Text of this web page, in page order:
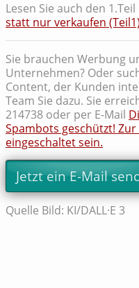
Lesen Sie auch den
statt nur verkaufen (Teil1)
Sie brauchen Werbung
Unternehmen? Oder
Content, der Kunden
Team Sie dazu. Sie
214738 oder per E-Mail
Spambots geschützt! Zur
eingeschaltet sein.
Jetzt ein E-Mail
Quelle Bild: KI/DALL·E 3